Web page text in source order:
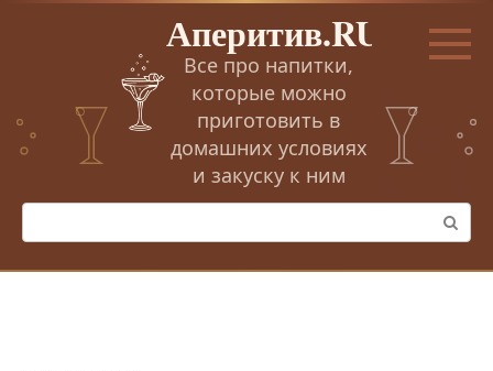
Перейти
Аперитив.RU
Все про напитки,
которые можно
приготовить в
домашних условиях
и закуску к ним
Поиск: